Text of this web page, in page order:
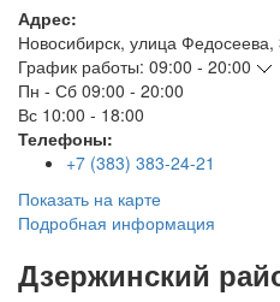
Адрес:
Новосибирск, улица Федосеева,
График работы: 09:00 - 20:00
Пн - Сб 09:00 - 20:00
Вс 10:00 - 18:00
Телефоны:
+7 (383) 383-24-21
Показать на карте
Подробная информация
Дзержинский